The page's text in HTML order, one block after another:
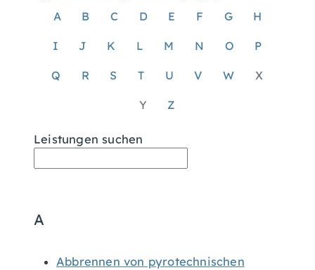
A B C D E F G H
I J K L M N O P
Q R S T U V W X
Y Z
Leistungen suchen
A
Abbrennen von pyrotechnischen